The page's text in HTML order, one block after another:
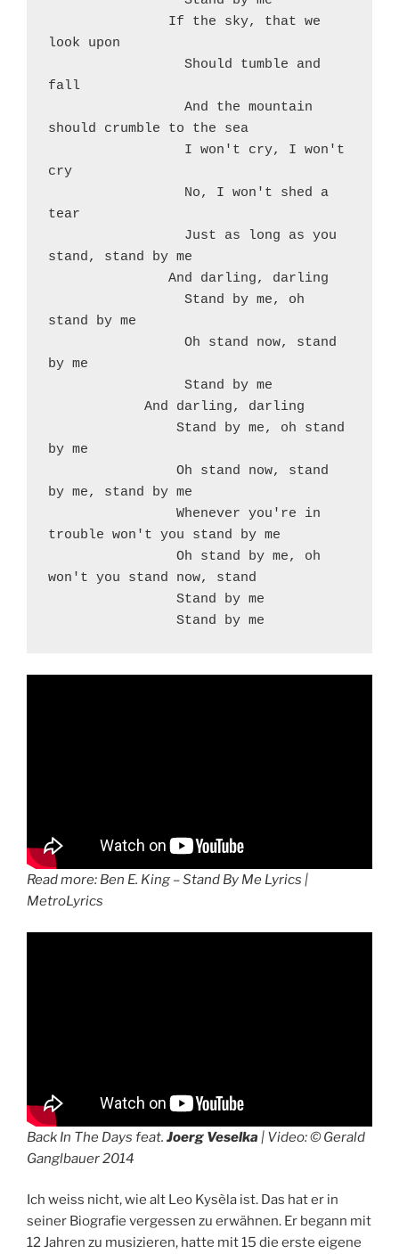
look upon
fall
should crumble to the sea
cry
tear
stand, stand by me
stand by me
by me
by me
by me, stand by me
trouble won't you stand by me
won't you stand now, stand
                Stand by me
Read more: Ben E. King – Stand By Me Lyrics |
MetroLyrics
Back In The Days feat. Joerg Veselka | Video: © Gerald
Ganglbauer 2014
Ich weiss nicht, wie alt Leo Kysèla ist. Das hat er in
seiner Biografie vergessen zu erwähnen. Er begann mit
12 Jahren zu musizieren, hatte mit 15 die erste eigene